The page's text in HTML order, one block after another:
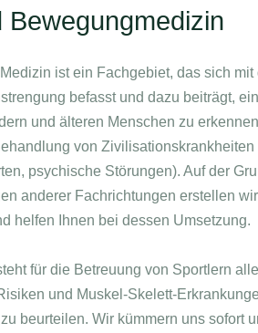
Bewegungmedizin
ist ein Fachgebiet, das sich
befasst und dazu beiträgt,
und älteren Menschen zu
von
psychische Störungen). Auf der
anderer Fachrichtungen erstellen
helfen Ihnen bei dessen Umsetzung.
für die Betreuung von Sportlern
und Muskel-Skelett-
zu beurteilen. Wir kümmern uns